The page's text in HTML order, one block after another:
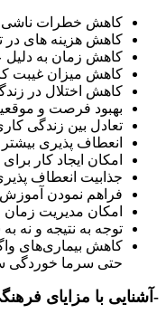
کاهش خطرات ناشی از
کاهش هزینه های در
کاهش زمان به دلیل عدم
کاهش میزان غیبت
کاهش اختلال در زندگی
بهبود فرصت و موقعیت
تعادل بین زندگی کاری و
انعطاف پذیری بیشتر در
امکان ایجاد کار برای
جذابیت انعطاف پذیری
فراهم نمودن آموزش
امکان مدیریت زمان و
توجه به نتیجه و نه به
کاهش بیماری‌های واگیر
حتی سرما خوردگی ساده
با مزایای فرهنگی